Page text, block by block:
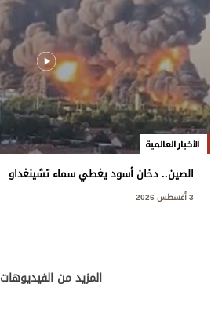
الأخبار العالمية
الصين.. دخان أسود يغطي سماء تشينغداو
3 أغسطس 2026
المزيد من الفيديوهات